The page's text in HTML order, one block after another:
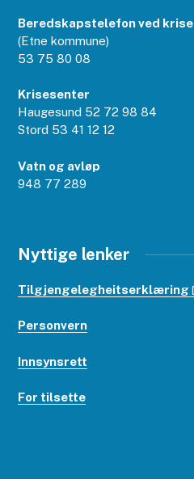
Beredskapstelefon ved krise
(Etne kommune)
53 75 80 08
Krisesenter
Haugesund 52 72 98 84
Stord 53 41 12 12
Vatn og avløp
948 77 289
Nyttige lenker
Tilgjengelegheitserklæring
Personvern
Innsynsrett
For tilsette